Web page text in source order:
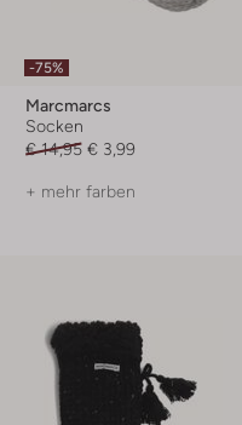
-75%
Marcmarcs
Socken
€ 14,95 € 3,99
+ mehr farben